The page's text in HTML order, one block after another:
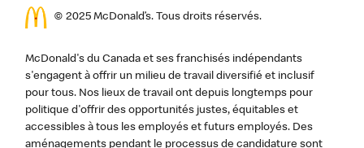
© 2025 McDonald’s. Tous droits réservés.
McDonald's du Canada et ses franchisés indépendants
s'engagent à offrir un milieu de travail diversifié et inclusif
pour tous. Nos lieux de travail ont depuis longtemps pour
politique d'offrir des opportunités justes, équitables et
accessibles à tous les employés et futurs employés. Des
aménagements pendant le processus de candidature sont